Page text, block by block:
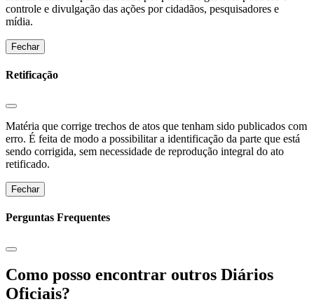
controle e divulgação das ações por cidadãos, pesquisadores e
mídia.
Fechar
Retificação
Matéria que corrige trechos de atos que tenham sido publicados com
erro. É feita de modo a possibilitar a identificação da parte que está
sendo corrigida, sem necessidade de reprodução integral do ato
retificado.
Fechar
Perguntas Frequentes
Como posso encontrar outros Diários
Oficiais?